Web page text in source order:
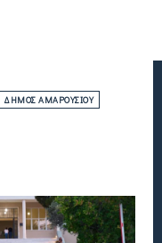
ΔΉΜΟΣ ΑΜΑΡΟΥΣΊΟΥ